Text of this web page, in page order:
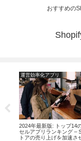
おすすめの
運営効率化アプリ
2024年最新版: トップ14
セルアプリランキング –
トアの売り上げを加速さ